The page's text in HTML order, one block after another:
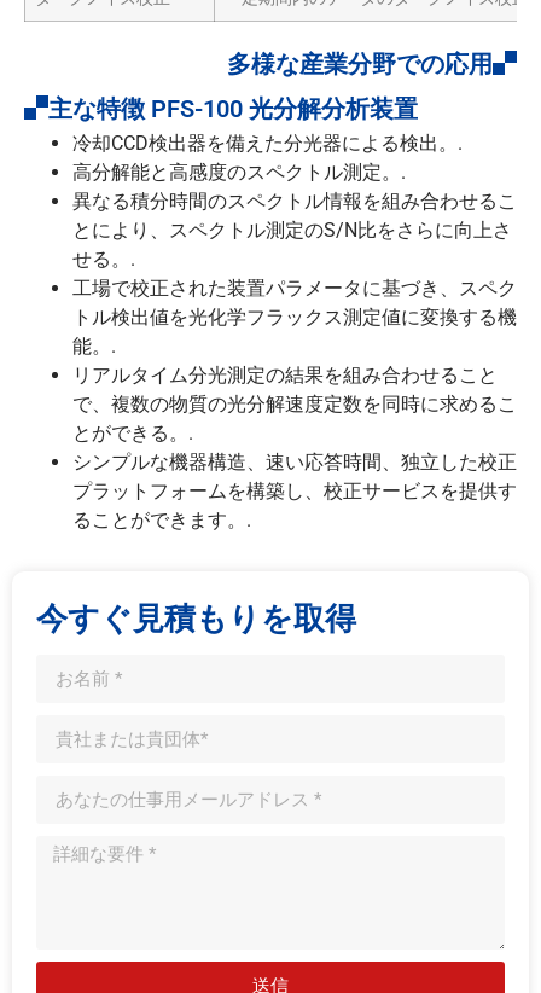
多様な産業分野での応用
主な特徴 PFS-100 光分解分析装置
冷却CCD検出器を備えた分光器による検出。.
高分解能と高感度のスペクトル測定。.
異なる積分時間のスペクトル情報を組み合わせるこ
とにより、スペクトル測定のS/N比をさらに向上さ
せる。.
工場で校正された装置パラメータに基づき、スペク
トル検出値を光化学フラックス測定値に変換する機
能。.
リアルタイム分光測定の結果を組み合わせること
で、複数の物質の光分解速度定数を同時に求めるこ
とができる。.
シンプルな機器構造、速い応答時間、独立した校正
プラットフォームを構築し、校正サービスを提供す
ることができます。.
今すぐ見積もりを取得
送信